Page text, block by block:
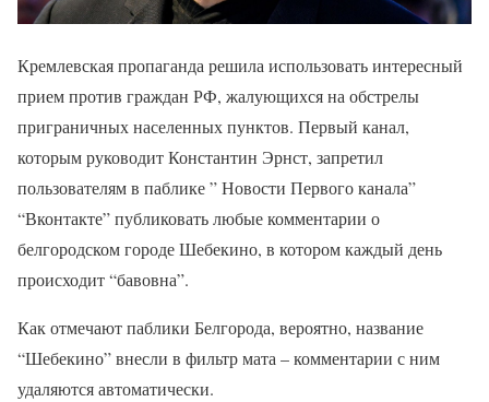
Кремлевская пропаганда решила использовать интересный
прием против граждан РФ, жалующихся на обстрелы
приграничных населенных пунктов. Первый канал,
которым руководит Константин Эрнст, запретил
пользователям в паблике ” Новости Первого канала”
“Вконтакте” публиковать любые комментарии о
белгородском городе Шебекино, в котором каждый день
происходит “бавовна”.
Как отмечают паблики Белгорода, вероятно, название
“Шебекино” внесли в фильтр мата – комментарии с ним
удаляются автоматически.